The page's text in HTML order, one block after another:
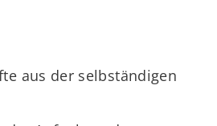
aus der selbständigen